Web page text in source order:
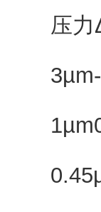
压力